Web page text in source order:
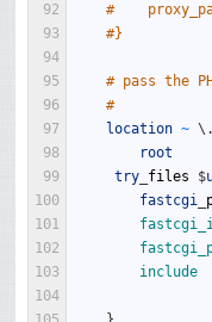
92
93
94
95
96
97
98
99
100
101
102
103
104
#
#}
# pass the
#
location ~ \ .
root
try files $
fastcgi